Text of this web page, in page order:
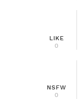
LIKE
0
NSFW
0